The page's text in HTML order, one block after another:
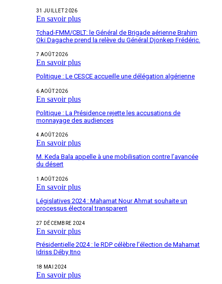
31 JUILLET 2026
En savoir plus
Tchad-FMM/CBLT: le Général de Brigade aérienne Brahim
Oki Dagache prend la relève du Général Djonkep Frédéric.
7 AOÛT 2026
En savoir plus
Politique : Le CESCE accueille une délégation algérienne
6 AOÛT 2026
En savoir plus
Politique : La Présidence rejette les accusations de
monnayage des audiences
4 AOÛT 2026
En savoir plus
M. Keda Bala appelle à une mobilisation contre l’avancée
du désert
1 AOÛT 2026
En savoir plus
Législatives 2024 : Mahamat Nour Ahmat souhaite un
processus électoral transparent
27 DÉCEMBRE 2024
En savoir plus
Présidentielle 2024 : le RDP célèbre l’élection de Mahamat
Idriss Déby Itno
18 MAI 2024
En savoir plus